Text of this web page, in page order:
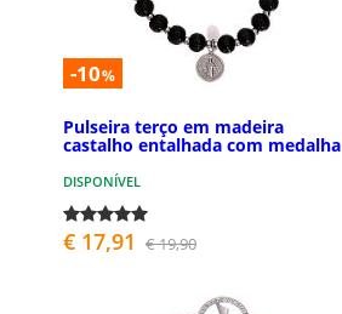
-10%
Pulseira terço em madeira
castalho entalhada com medalha
DISPONÍVEL
€ 17,91 € 19,90